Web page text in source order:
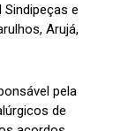
e
Arujá,
pela
de